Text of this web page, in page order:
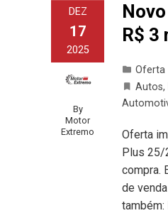
DEZ
17
2025
By
Motor
Extremo
R$ 3
Oferta
Autos,
Oferta
Plus 25/
compra.
de